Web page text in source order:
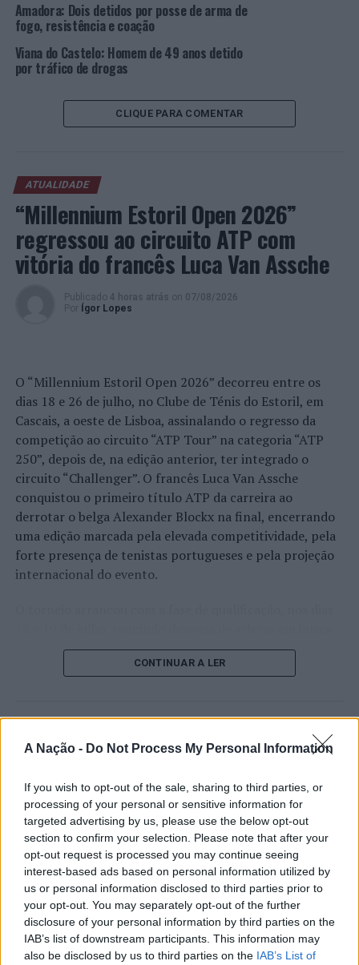
A Nação - Do Not Process My Personal Information
If you wish to opt-out of the sale, sharing to third parties, or
processing of your personal or sensitive information for
targeted advertising by us, please use the below opt-out
section to confirm your selection. Please note that after your
opt-out request is processed you may continue seeing
interest-based ads based on personal information utilized by
us or personal information disclosed to third parties prior to
your opt-out. You may separately opt-out of the further
disclosure of your personal information by third parties on the
IAB’s list of downstream participants. This information may
also be disclosed by us to third parties on the IAB’s List of
Amadora: Dois detidos por posse de arma de
fogo, resistência e coação
Viana do Castelo: Homem de 49 anos detido
por tráfico de drogas
CLIQUE PARA COMENTAR
ATUALIDADE
“Millennium Estoril Open 2026”
regressou ao circuito ATP com
vitória do francês Luca Van Assche
Publicado 4 horas atrás on 07/08/2026
Por
Ígor Lopes
O “Millennium Estoril Open 2026” decorreu entre os
dias 18 e 26 de julho, no Clube de Ténis do Estoril, em
Cascais, a oeste de Lisboa, assinalando o regresso da
competição ao circuito “ATP Tour” na categoria “ATP
250”, depois de, na edição anterior, ter integrado o
circuito “Challenger”. O francês Luca Van Assche
conquistou o primeiro título ATP da carreira ao
derrotar o belga Alexander Blockx na final, encerrando
uma edição marcada pela elevada competitividade, pela
forte presença de tenistas portugueses e pela projeção
internacional do evento.
de um lugar no quadro principal. A cerimónia de
abertura contou com a presença do presidente da
início de uma competição que voltou a colocar o
concelho no centro do calendário internacional do
Apesar das desistências de última hora de jogadores
como Casper Ruud (Noruega), Alejandro Davidovich
Fokina (Espanha) e Matteo Arnaldi (Itália), a prova
apresentou um quadro competitivo de elevado nível,
liderado pelo russo Andrey Rublev, primeiro cabeça de
série, pelo italiano Luciano Darderi, pelo chileno
Alejandro Tabilo e pelo belga Alexander Blockx.
Um dos momentos mais aguardados da semana foi
também o regresso do suíço Stan Wawrinka ao Estoril,
CONTINUAR A LER
Castelo Branco: “Bienal
Internacional de Artes e Ofícios”
promete afirmar artesanato,
património e inovação como
“motores de desenvolvimento
económico e cultural” do município
português
Publicado 10 horas atrás on 07/08/2026
Por Ígor Lopes